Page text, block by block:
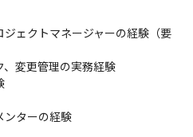
するため募集します。
し、内製力の底上げと中長期で
構築します。
ェクトマネージャーの経験（要
、変更管理の実務経験
ンターの経験